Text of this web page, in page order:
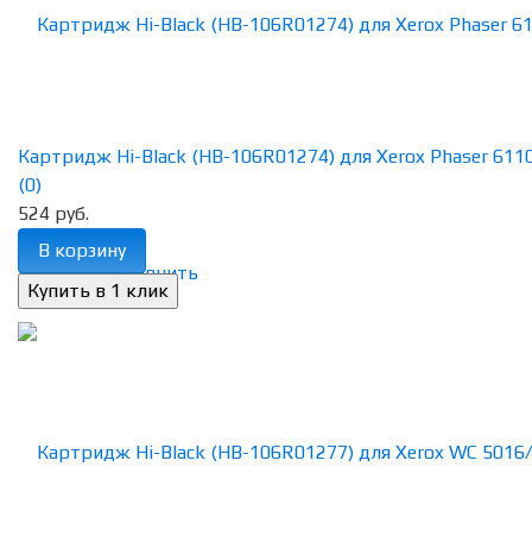
избранное сравнить
Картридж Hi-Black (HB-106R01274) для Xerox Phaser
(0)
524 руб.
В корзину